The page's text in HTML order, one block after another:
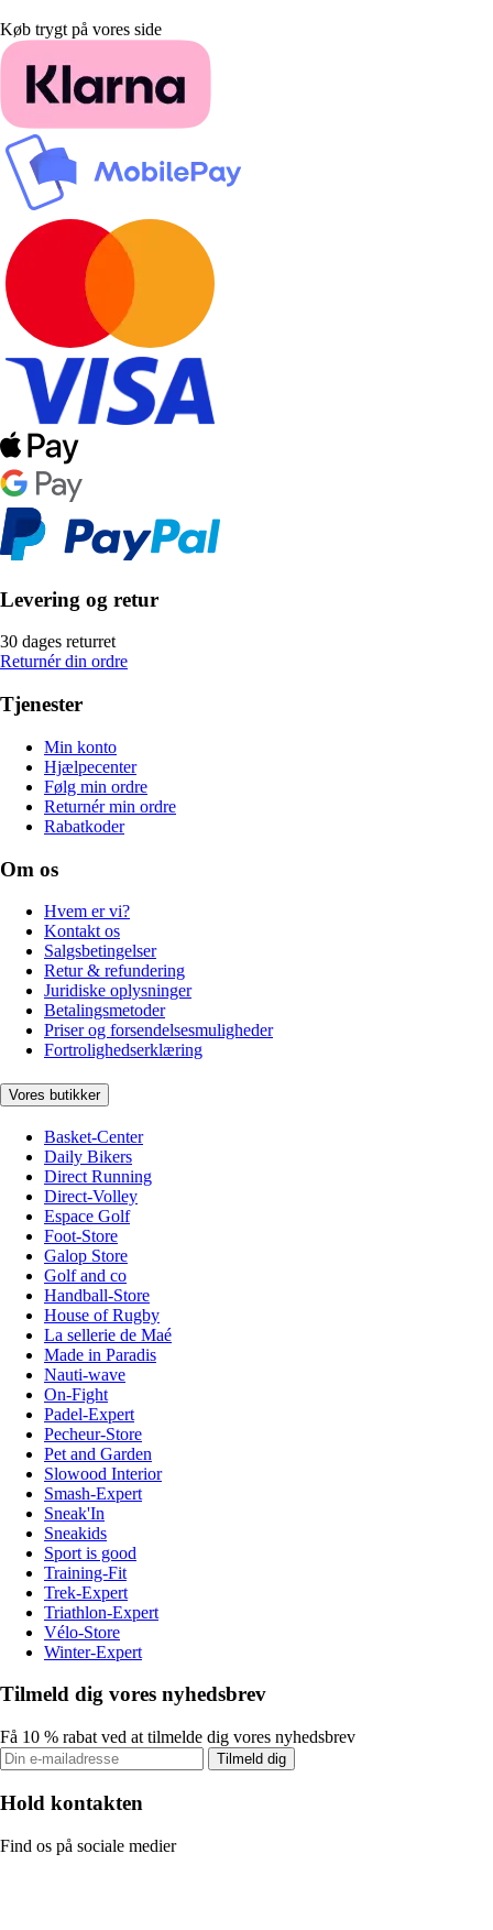
Køb trygt på vores side
Levering og retur
30 dages returret
Returnér din ordre
Tjenester
Min konto
Hjælpecenter
Følg min ordre
Returnér min ordre
Rabatkoder
Om os
Hvem er vi?
Kontakt os
Salgsbetingelser
Retur & refundering
Juridiske oplysninger
Betalingsmetoder
Priser og forsendelsesmuligheder
Fortrolighedserklæring
Vores butikker
Basket-Center
Daily Bikers
Direct Running
Direct-Volley
Espace Golf
Foot-Store
Galop Store
Golf and co
Handball-Store
House of Rugby
La sellerie de Maé
Made in Paradis
Nauti-wave
On-Fight
Padel-Expert
Pecheur-Store
Pet and Garden
Slowood Interior
Smash-Expert
Sneak'In
Sneakids
Sport is good
Training-Fit
Trek-Expert
Triathlon-Expert
Vélo-Store
Winter-Expert
Tilmeld dig vores nyhedsbrev
Få 10 % rabat ved at tilmelde dig vores nyhedsbrev
Tilmeld dig
Hold kontakten
Find os på sociale medier